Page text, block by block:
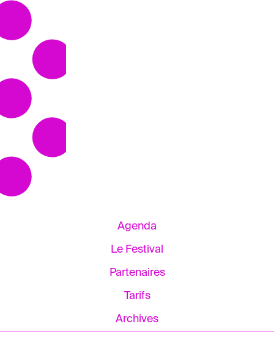
Agenda
Le Festival
Partenaires
Tarifs
Archives